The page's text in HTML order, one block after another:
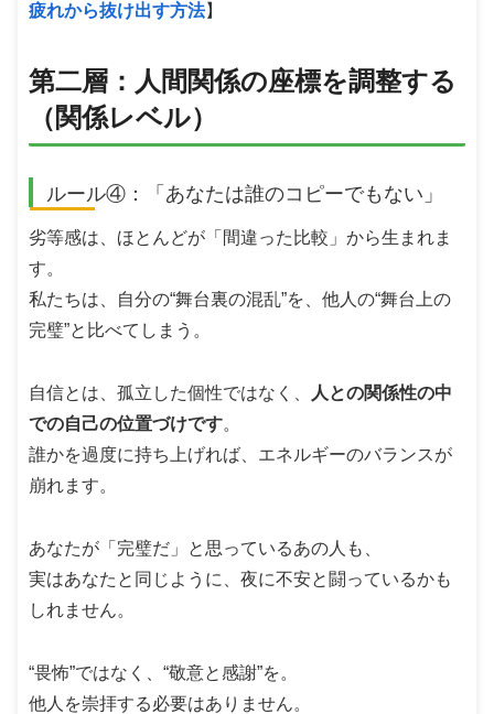
疲れから抜け出す方法】
第二層：人間関係の座標を調整する
（関係レベル）
ルール④：「あなたは誰のコピーでもない」
劣等感は、ほとんどが「間違った比較」から生まれま
す。
私たちは、自分の“舞台裏の混乱”を、他人の“舞台上の
完璧”と比べてしまう。
自信とは、孤立した個性ではなく、
人との関係性の中
での自己の位置づけです。
誰かを過度に持ち上げれば、エネルギーのバランスが
崩れます。
あなたが「完璧だ」と思っているあの人も、
実はあなたと同じように、夜に不安と闘っているかも
しれません。
“畏怖”ではなく、“敬意と感謝”を。
他人を崇拝する必要はありません。